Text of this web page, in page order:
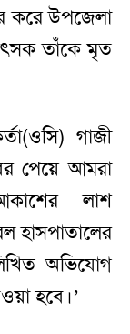
করে উপজেলা
তাঁকে মৃত
গাজী
পেয়ে আমরা
লাশ
হাসপাতালের
অভিযোগ
হবে।’